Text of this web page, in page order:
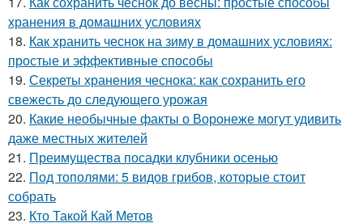
хранения в домашних условиях
18. Как хранить чеснок на зиму в домашних условиях:
простые и эффективные способы
19. Секреты хранения чеснока: как сохранить его
свежесть до следующего урожая
20. Какие необычные факты о Воронеже могут удивить
даже местных жителей
21. Преимущества посадки клубники осенью
22. Под тополями: 5 видов грибов, которые стоит
собрать
23. Кто Такой Кай Метов